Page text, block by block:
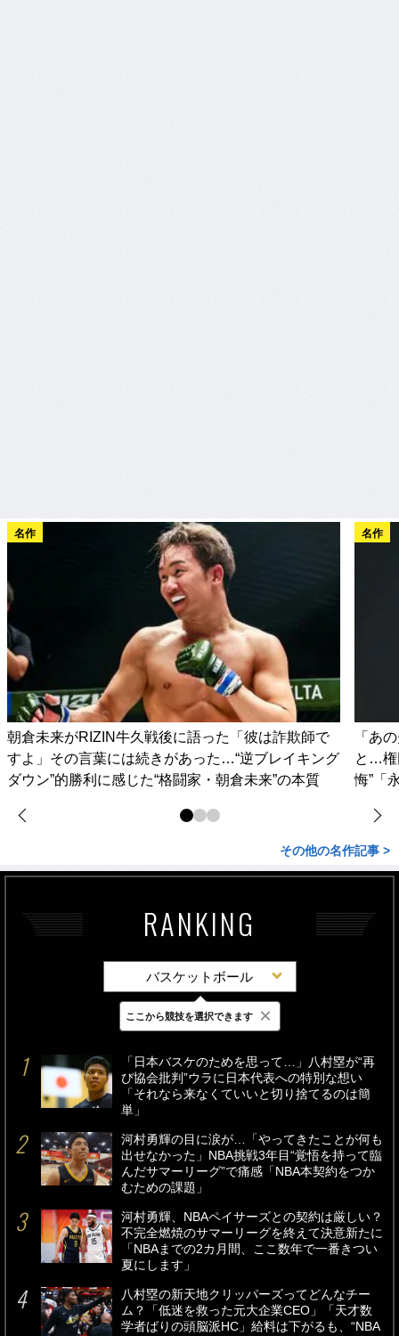
名作
朝倉未来がRIZIN牛久戦後に語った「彼は詐欺師で
すよ」その言葉には続きがあった…“逆ブレイキング
ダウン”的勝利に感じた“格闘家・朝倉未来”の本質
名作
「あ
と…権
悔”「
その他の名作記事 >
RANKING
バスケットボール
最新 24時間 週間
「日本バスケのためを思って…」八村塁が“再
び協会批判”ウラに日本代表への特別な想い
「それなら来なくていいと切り捨てるのは簡
単」
河村勇輝の目に涙が…「やってきたことが何も
出せなかった」NBA挑戦3年目“覚悟を持って臨
んだサマーリーグ”で痛感「NBA本契約をつか
むための課題」
河村勇輝、NBAペイサーズとの契約は厳しい？
不完全燃焼のサマーリーグを終えて決意新たに
「NBAまでの2カ月間、ここ数年で一番きつい
夏にします」
八村塁の新天地クリッパーズってどんなチー
ム？「低迷を救った元大企業CEO」「天才数
学者ばりの頭脳派HC」給料は下がるも、“NBA
ここから競技を選択できます ×